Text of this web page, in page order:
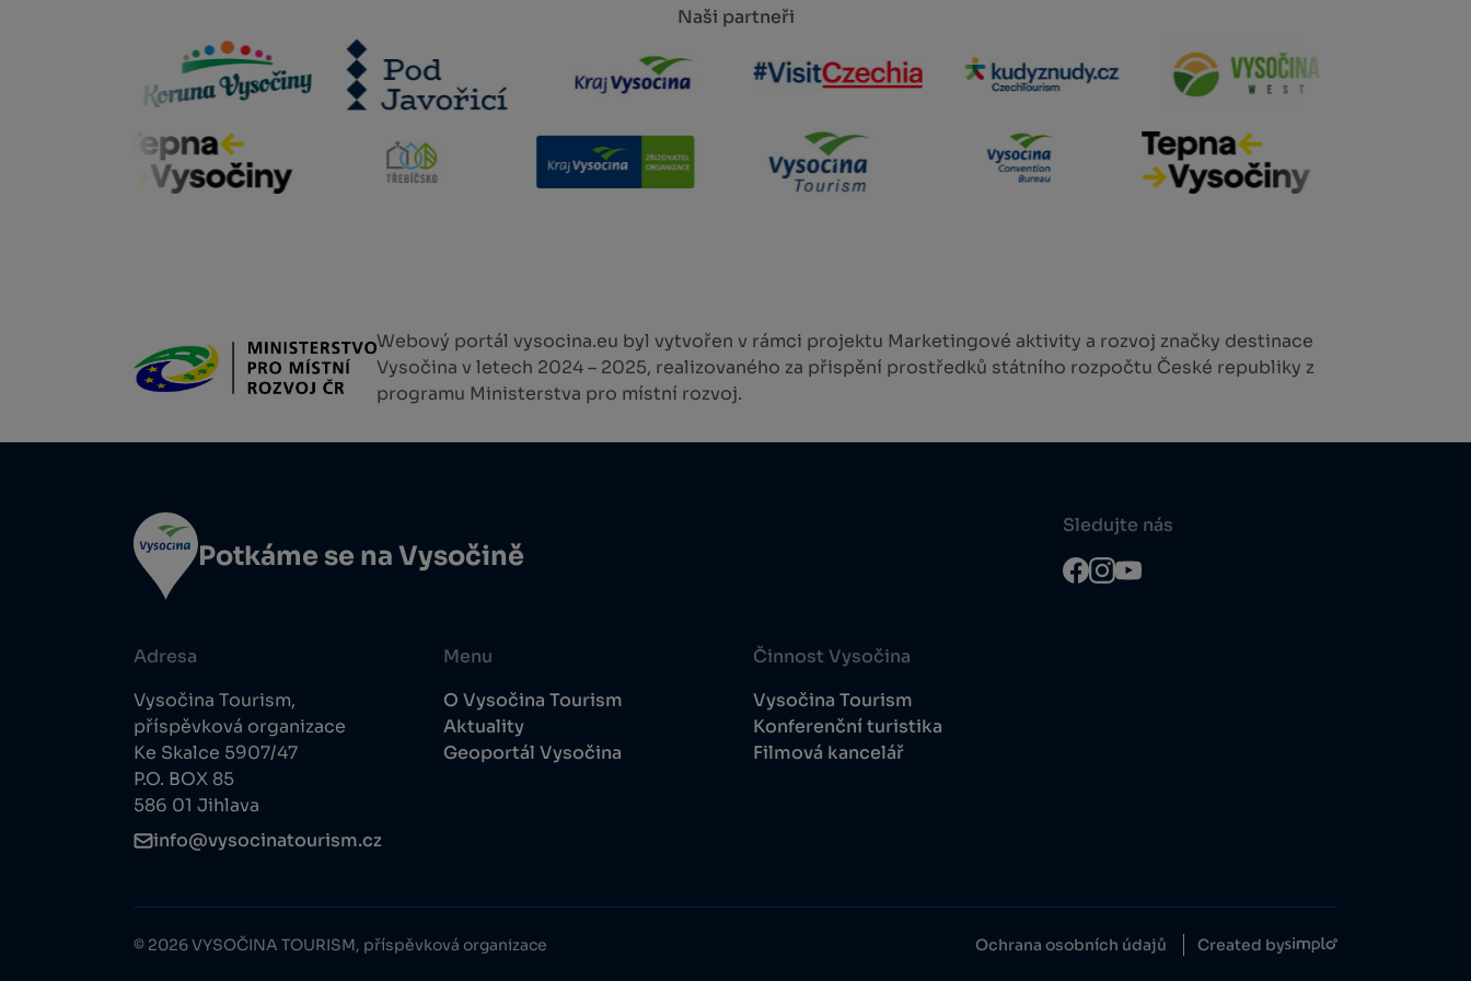
Naši partneři
Webový portál vysocina.eu byl vytvořen v rámci projektu Marketingové aktivity a rozvoj značky destinace
Vysočina v letech 2024 – 2025, realizovaného za přispění prostředků státního rozpočtu České republiky z
programu Ministerstva pro místní rozvoj.
Potkáme se na Vysočině
Adresa
Vysočina Tourism,
příspěvková organizace
Ke Skalce 5907/47
P.O. BOX 85
586 01 Jihlava
info@vysocinatourism.cz
Menu
O Vysočina Tourism
Aktuality
Geoportál Vysočina
Činnost Vysočina
Vysočina Tourism
Konferenční turistika
Filmová kancelář
Sledujte nás
© 2026 VYSOČINA TOURISM, příspěvková organizace Ochrana osobních údajů Created by